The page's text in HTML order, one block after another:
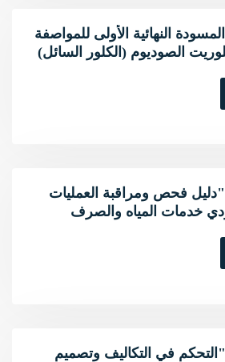
النهائية الأولى للمواصفة
الصوديوم (الكلور السائل)
فحص ومراقبة العمليات
خدمات المياه والصرف
في التكاليف وتصميم